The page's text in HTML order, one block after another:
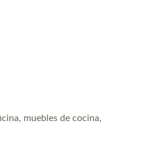
muebles de cocina,